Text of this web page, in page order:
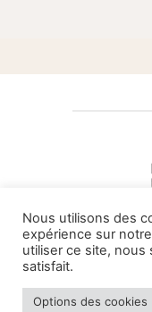
À
© L'assurance en
Nous utilisons des
expérience sur
utiliser ce site,
satisfait.
Options des cookies